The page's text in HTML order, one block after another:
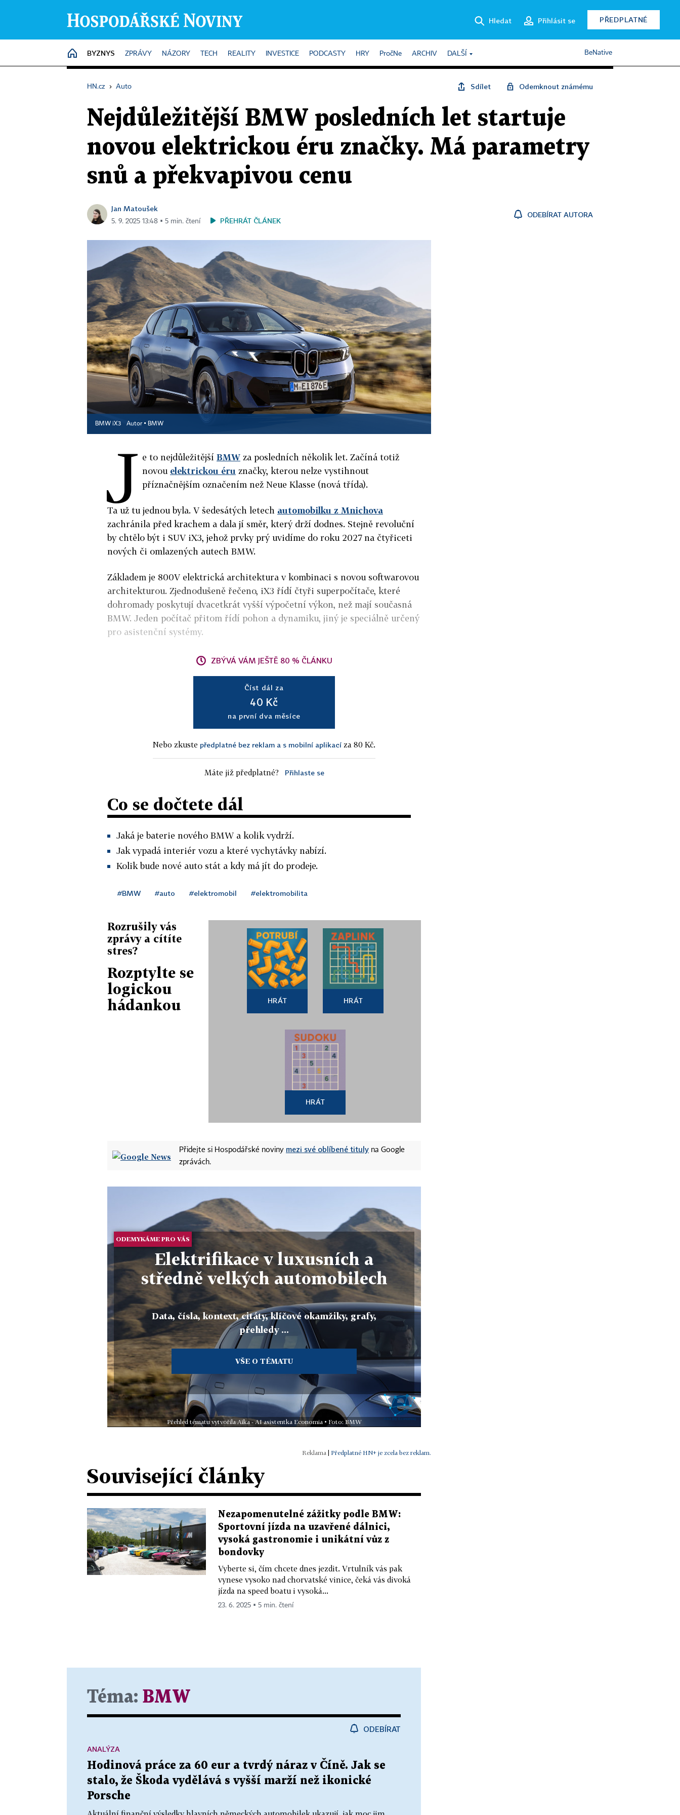
Hledat Přihlásit se PŘEDPLATNÉ
HOME
BYZNYS ZPRÁVY NÁZORY TECH REALITY INVESTICE PODCASTY HRY PročNe ARCHIV DALŠÍ BeNative
HN.cz › Auto Sdílet Odemknout známému
Nejdůležitější BMW posledních let startuje
novou elektrickou éru značky. Má parametry
snů a překvapivou cenu
Jan Matoušek
5. 9. 2025 13:48 ▪ 5 min. čtení PŘEHRÁT ČLÁNEK
ODEBÍRAT AUTORA
BMW iX3 Autor ▪ BMW
J e to nejdůležitější BMW za posledních několik let. Začíná totiž
novou elektrickou éru značky, kterou nelze vystihnout
příznačnějším označením než Neue Klasse (nová třída).
Ta už tu jednou byla. V šedesátých letech automobilku z Mnichova
zachránila před krachem a dala jí směr, který drží dodnes. Stejně revoluční
by chtělo být i SUV iX3, jehož prvky prý uvidíme do roku 2027 na čtyřiceti
nových či omlazených autech BMW.
Základem je 800V elektrická architektura v kombinaci s novou softwarovou
architekturou. Zjednodušeně řečeno, iX3 řídí čtyři superpočítače, které
dohromady poskytují dvacetkrát vyšší výpočetní výkon, než mají současná
BMW. Jeden počítač přitom řídí pohon a dynamiku, jiný je speciálně určený
pro asistenční systémy.
ZBÝVÁ VÁM JEŠTĚ 80 % ČLÁNKU
Číst dál za
40 Kč
na první dva měsíce
Nebo zkuste předplatné bez reklam a s mobilní aplikací za 80 Kč.
Máte již předplatné? Přihlaste se
Co se dočtete dál
Jaká je baterie nového BMW a kolik vydrží.
Jak vypadá interiér vozu a které vychytávky nabízí.
Kolik bude nové auto stát a kdy má jít do prodeje.
#BMW #auto #elektromobil #elektromobilita
Rozrušily vás
zprávy a cítíte
stres?
Rozptylte se
logickou
hádankou
HRÁT HRÁT
HRÁT
Přidejte si Hospodářské noviny mezi své oblíbené tituly na Google
zprávách.
ODEMYKÁME PRO VÁS
Elektrifikace v luxusních a
středně velkých automobilech
Data, čísla, kontext, citáty, klíčové okamžiky, grafy,
přehledy ...
VŠE O TÉMATU
Přehled tématu vytvořila Aika - AI asistentka Economia • Foto: BMW
Předplatné HN+ je zcela bez reklam.
Související články
Nezapomenutelné zážitky podle BMW:
Sportovní jízda na uzavřené dálnici,
vysoká gastronomie i unikátní vůz z
bondovky
Vyberte si, čím chcete dnes jezdit. Vrtulník vás pak
vynese vysoko nad chorvatské vinice, čeká vás divoká
jízda na speed boatu i vysoká...
23. 6. 2025 ▪ 5 min. čtení
Téma: BMW
ODEBÍRAT
Hodinová práce za 60 eur a tvrdý náraz v Číně. Jak se
stalo, že Škoda vydělává s vyšší marží než ikonické
Porsche
ANALÝZA